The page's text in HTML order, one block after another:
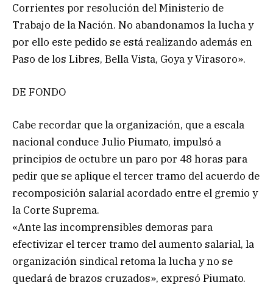
Corrientes por resolución del Ministerio de
Trabajo de la Nación. No abandonamos la lucha y
por ello este pedido se está realizando además en
Paso de los Libres, Bella Vista, Goya y Virasoro».
DE FONDO
Cabe recordar que la organización, que a escala
nacional conduce Julio Piumato, impulsó a
principios de octubre un paro por 48 horas para
pedir que se aplique el tercer tramo del acuerdo de
recomposición salarial acordado entre el gremio y
la Corte Suprema.
«Ante las incomprensibles demoras para
efectivizar el tercer tramo del aumento salarial, la
organización sindical retoma la lucha y no se
quedará de brazos cruzados», expresó Piumato.